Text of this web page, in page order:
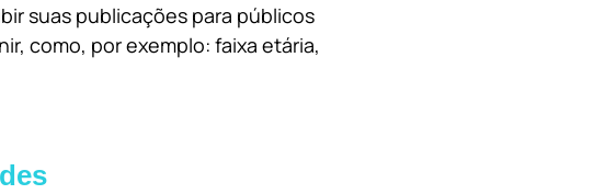
suas publicações para públicos
como, por exemplo: faixa etária,